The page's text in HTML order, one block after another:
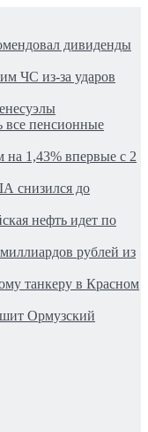
дивиденды
ЧС из-за ударов
все пенсионные
1,43% впервые с 2
снизился до
нефть идет по
рублей из
танкеру в Красном
Ормузский